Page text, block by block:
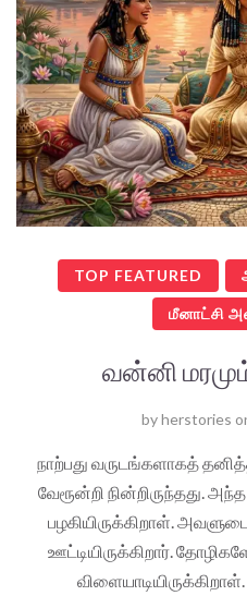
TOP FEATURED
மீனாட்சி
வன்னி
byherstories
நாற்பது வருடங்களாகத்
வேரூன்றி நின்றிருந்தது.
பழகியிருக்கிறாள்.
ஊட்டியிருக்கிறார்.